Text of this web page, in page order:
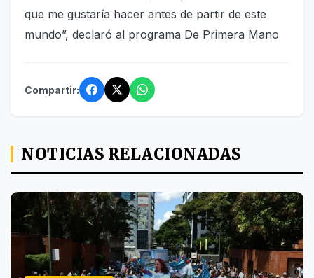
que me gustaría hacer antes de partir de este
mundo”, declaró al programa De Primera Mano
Compartir:
NOTICIAS RELACIONADAS